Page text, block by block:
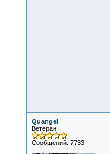
Quangel
Ветеран
Сообщений: 7733